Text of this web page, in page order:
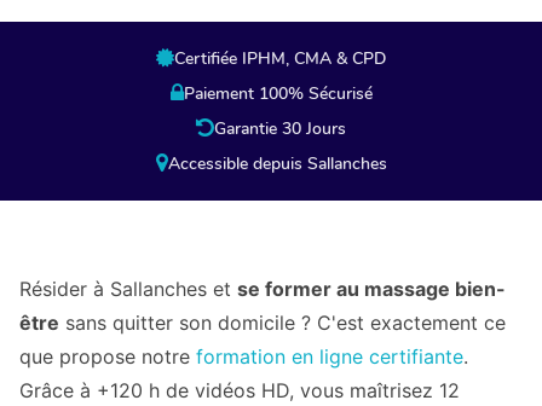
Certifiée IPHM, CMA & CPD
Paiement 100% Sécurisé
Garantie 30 Jours
Accessible depuis Sallanches
Résider à Sallanches et se former au massage bien-
être sans quitter son domicile ? C'est exactement ce
que propose notre formation en ligne certifiante.
Grâce à +120 h de vidéos HD, vous maîtrisez 12